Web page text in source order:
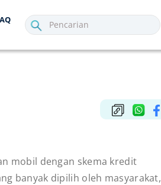
mobil dengan skema kredit
banyak dipilih oleh masyarakat,